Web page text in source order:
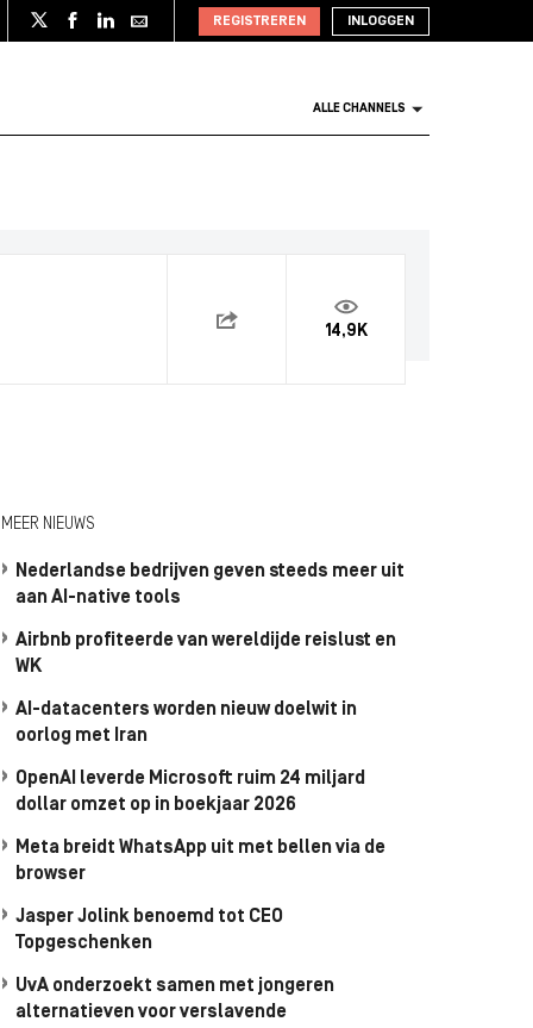
REGISTREREN INLOGGEN
ALLE CHANNELS
14,9K
MEER NIEUWS
Nederlandse bedrijven geven steeds meer uit
aan AI-native tools
Airbnb profiteerde van wereldijde reislust en
WK
AI-datacenters worden nieuw doelwit in
oorlog met Iran
OpenAI leverde Microsoft ruim 24 miljard
dollar omzet op in boekjaar 2026
Meta breidt WhatsApp uit met bellen via de
browser
Jasper Jolink benoemd tot CEO
Topgeschenken
UvA onderzoekt samen met jongeren
alternatieven voor verslavende